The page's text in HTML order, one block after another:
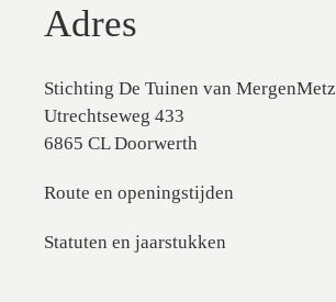
Adres
Stichting De Tuinen van MergenMetz
Utrechtseweg 433
6865 CL Doorwerth
Route en openingstijden
Statuten en jaarstukken